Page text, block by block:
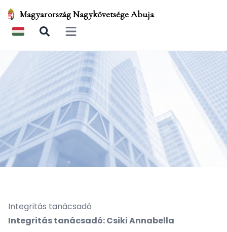
Magyarország Nagykövetsége Abuja
Open main menu
Integritás tanácsadó
Integritás tanácsadó: Csiki Annabella